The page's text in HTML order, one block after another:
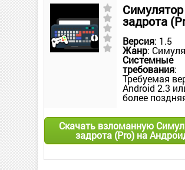
Симулятор
задрота
Версия: 1.5
Жанр:
Системные
требования:
Требуемая
Android 2.3
более
Скачать взломанную
задрота (Pro) на